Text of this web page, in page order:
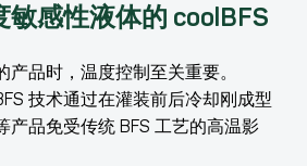
敏感性液体的 coolBFS
品时，温度控制至关重要。
技术通过在灌装前后冷却刚成型
产品免受传统 BFS 工艺的高温影